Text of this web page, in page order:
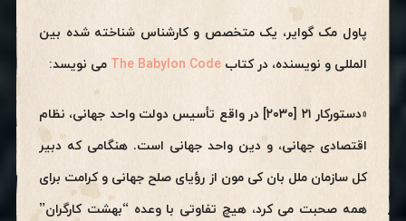
پاول مک گوایر، یک متخصص و کارشناس شناخته شده بین
المللی و نویسنده، در کتاب The Babylon Code می نویسد:
«دستورکار ۲۱ [۲۰۳۰] در واقع تأسیس دولت واحد جهانی، نظام
اقتصادی جهانی، و دین واحد جهانی است. هنگامی که دبیر
کل سازمان ملل بان کی مون از رؤیای صلح جهانی و کرامت برای
همه صحبت می کرد، هیچ تفاوتی با وعده “بهشت کارگران”